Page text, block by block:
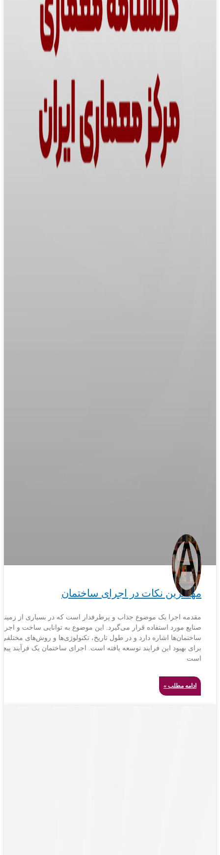
مهمترین نکات در اجرای ساختمان
مقدمه اجرا یک موضوع جذاب و پرطرفدار است که در بسیاری از
صنایع مورد استفاده قرار می‌گیرد. این موضوع به توانایی ساخت و
ساختمان‌ها اشاره دارد و در طول تاریخ، تکنولوژی‌ها و روش‌های مختلفی
برای بهبود این فرایند توسعه یافته است. اجرای ساختمان یک فرآیند
است
ادامه مطلب »